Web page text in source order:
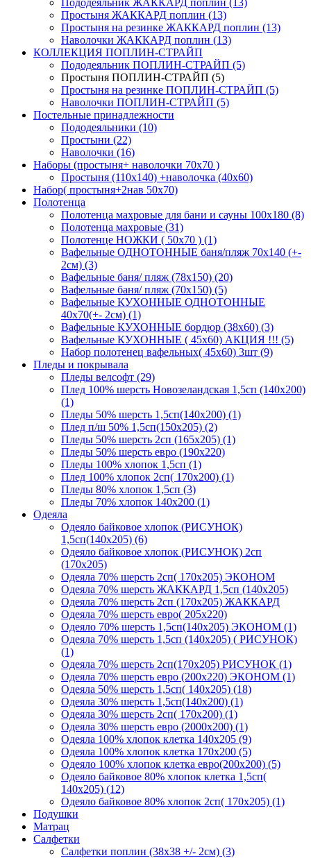
Простыня ЖАККАРД поплин (13)
Простыня на резинке ЖАККАРД поплин (13)
Наволочки ЖАККАРД поплин (13)
КОЛЛЕКЦИЯ ПОПЛИН-СТРАЙП
Пододеяльник ПОПЛИН-СТРАЙП (5)
Простыня ПОПЛИН-СТРАЙП (5)
Простыня на резинке ПОПЛИН-СТРАЙП (5)
Наволочки ПОПЛИН-СТРАЙП (5)
Постельные принадлежности
Пододеяльники (10)
Простыни (22)
Наволочки (16)
Наборы (простыня+ наволочки 70х70 )
Простыня (110х140) +наволочка (40х60)
Набор( простыня+2нав 50х70)
Полотенца
Полотенца махровые для бани и сауны 100х180 (8)
Полотенца махровые (31)
Полотенце НОЖКИ ( 50х70 ) (1)
Вафельные ОДНОТОННЫЕ баня/пляж 70х140 (+-
2см) (3)
Вафельные баня/ пляж (78х150) (20)
Вафельные баня/ пляж (70х150) (5)
Вафельные КУХОННЫЕ ОДНОТОННЫЕ
40х70(+- 2см) (1)
Вафельные КУХОННЫЕ бордюр (38х60) (3)
Вафельные КУХОННЫЕ ( 45х60) АКЦИЯ !!! (5)
Набор полотенец вафельных( 45х60) 3шт (9)
Пледы и покрывала
Пледы велсофт (29)
Плед 100% шерсть Новозеландская 1,5сп (140х200)
(1)
Пледы 50% шерсть 1,5сп(140х200) (1)
Плед п/ш 50% 1,5сп(150х205) (2)
Пледы 50% шерсть 2сп (165х205) (1)
Пледы 50% шерсть евро (190х220)
Пледы 100% хлопок 1,5сп (1)
Плед 100% хлопок 2сп( 170х200) (1)
Пледы 80% хлопок 1,5сп (3)
Пледы 70% хлопок 140х200 (1)
Одеяла
Одеяло байковое хлопок (РИСУНОК)
1,5сп(140х205) (6)
Одеяло байковое хлопок (РИСУНОК) 2сп
(170х205)
Одеяла 70% шерсть 2сп( 170х205) ЭКОНОМ
Одеяла 70% шерсть ЖАККАРД 1,5сп (140х205)
Одеяла 70% шерсть 2сп (170х205) ЖАККАРД
Одеяла 70% шерсть евро( 205х220)
Одеяло 70% шерсть 1,5сп(140х205) ЭКОНОМ (1)
Одеяла 70% шерсть 1,5сп (140х205) ( РИСУНОК)
(1)
Одеяла 70% шерсть 2сп(170х205) РИСУНОК (1)
Одеяла 70% шерсть евро (200х220) ЭКОНОМ (1)
Одеяла 50% шерсть 1,5сп( 140х205) (18)
Одеяла 30% шерсть 1,5сп(140х200) (1)
Одеяла 30% шерсть 2сп( 170х200) (1)
Одеяла 30% шерсть евро (2000х200) (1)
Одеяла 100% хлопок клетка 140х205 (9)
Одеяла 100% хлопок клетка 170х200 (5)
Одеяло 100% хлопок клетка евро(200х200) (5)
Одеяло байковое 80% хлопок клетка 1,5сп(
140х205) (12)
Одеяло байковое 80% хлопок 2сп( 170х205) (1)
Подушки
Матрац
Салфетки
Салфетки поплин (38х38 +/- 2см) (3)